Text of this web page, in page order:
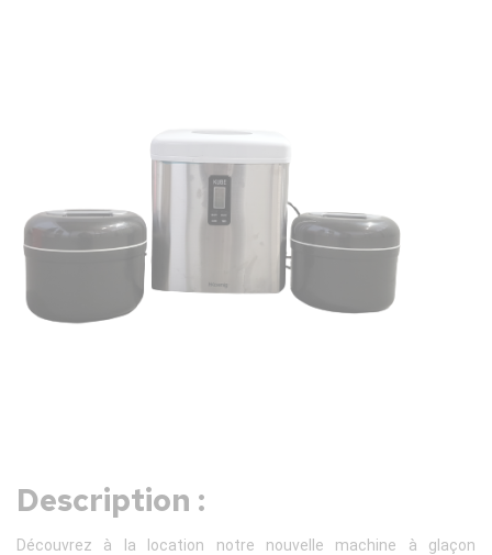
Description :
Découvrez à la location notre nouvelle machine à glaçon